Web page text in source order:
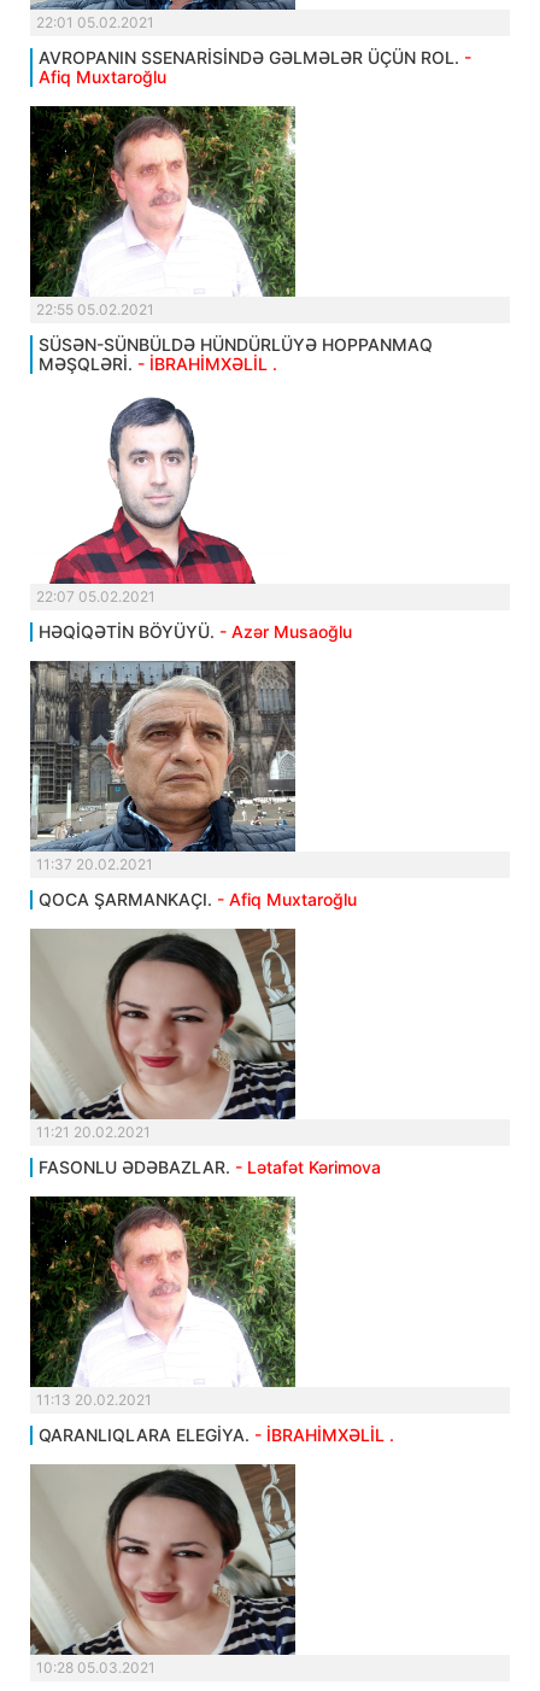
22:01 05.02.2021
AVROPANIN SSENARİSİNDƏ GƏLMƏLƏR ÜÇÜN ROL. -
Afiq Muxtaroğlu
22:55 05.02.2021
SÜSƏN-SÜNBÜLDƏ HÜNDÜRLÜYƏ HOPPANMAQ
MƏŞQLƏRİ. - İBRAHİMXƏLİL .
22:07 05.02.2021
HƏQİQƏTİN BÖYÜYÜ. - Azər Musaoğlu
11:37 20.02.2021
QOCA ŞARMANKAÇI. - Afiq Muxtaroğlu
11:21 20.02.2021
FASONLU ƏDƏBAZLAR. - Lətafət Kərimova
11:13 20.02.2021
QARANLIQLARA ELEGİYA. - İBRAHİMXƏLİL .
10:28 05.03.2021